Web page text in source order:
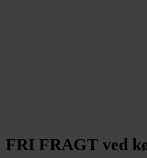
FRI FRAGT ved